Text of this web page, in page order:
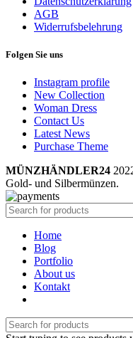
AGB
Widerrufsbelehrung
Folgen Sie uns
Instagram profile
New Collection
Woman Dress
Contact Us
Latest News
Purchase Theme
MÜNZHÄNDLER24
Gold- und Silbermünzen.
Home
Blog
Portfolio
About us
Kontakt